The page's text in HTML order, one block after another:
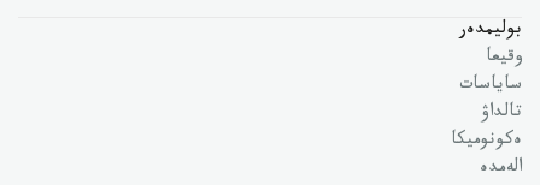
بوليمدەر
وقيعا
ساياسات
تالداۋ
ەكونوميكا
الەمدە